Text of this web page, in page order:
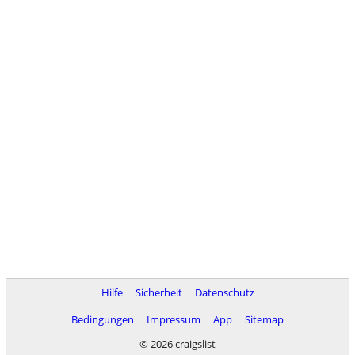
Hilfe Sicherheit
Datenschutz
Bedingungen
Impressum App
Sitemap
© 2026 craigslist